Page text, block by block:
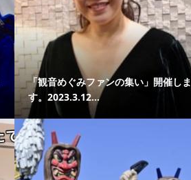
「観音めぐみファンの集い」開催しま
す。2023.3.12...